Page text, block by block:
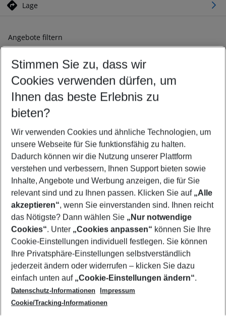
Lage
Angebote filtern
Ändern Sie Ihre Kriterien nach Ihren Wünschen
Abflughafen wählen
Beliebiger Abflughafen
Reisezeitraum wählen
09.08.26– 07.08.27 5-8 Nächte
2 Erwachsene Keine Kinder
Mehr Filter anzeigen
Footer
Footer navigation
Über uns
AGB
Cookie-Einstellungen ändern
Cookie-Richtlinie
Datenschutz
Service & Hilfe
Barrierefreies Reisen
Check-in
Folgen Sie uns
Stimmen Sie zu, dass wir
Cookies verwenden dürfen, um
Ihnen das beste Erlebnis zu
bieten?
Wir verwenden Cookies und ähnliche Technologien, um
unsere Webseite für Sie funktionsfähig zu halten.
Dadurch können wir die Nutzung unserer Plattform
verstehen und verbessern, Ihnen Support bieten sowie
Inhalte, Angebote und Werbung anzeigen, die für Sie
relevant sind und zu Ihnen passen. Klicken Sie auf „Alle
akzeptieren“, wenn Sie einverstanden sind. Ihnen reicht
das Nötigste? Dann wählen Sie „Nur notwendige
Cookies“. Unter „Cookies anpassen“ können Sie Ihre
Cookie-Einstellungen individuell festlegen. Sie können
Ihre Privatsphäre-Einstellungen selbstverständlich
jederzeit ändern oder widerrufen – klicken Sie dazu
einfach unten auf „Cookie-Einstellungen ändern“.
Datenschutz-Informationen
Impressum
Cookie/Tracking-Informationen